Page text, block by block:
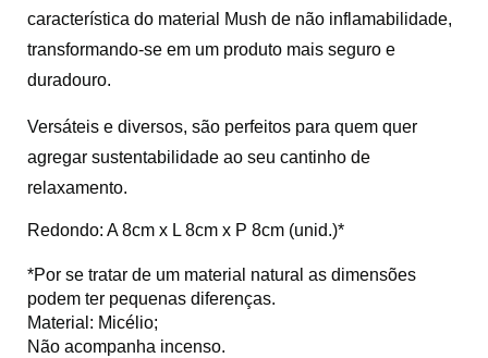
característica do material Mush de não inflamabilidade,
transformando-se em um produto mais seguro e
duradouro.
Versáteis e diversos, são perfeitos para quem quer
agregar sustentabilidade ao seu cantinho de
relaxamento.
Redondo: A 8cm x L 8cm x P 8cm (unid.)*
*Por se tratar de um material natural as dimensões
podem ter pequenas diferenças.
Material: Micélio;
Não acompanha incenso.